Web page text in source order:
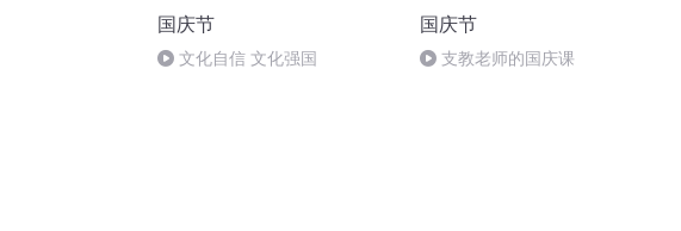
国庆节
文化自信 文化强国
国庆节
支教老师的国庆课